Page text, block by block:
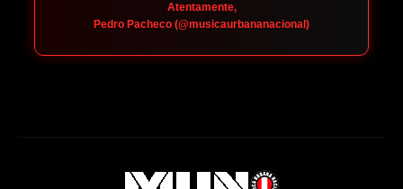
Atentamente,
Pedro Pacheco (@musicaurbananacional)